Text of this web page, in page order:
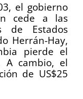
el gobierno
cede a las
de Estados
Herrán-Hay,
pierde el
A cambio, el
de US$25